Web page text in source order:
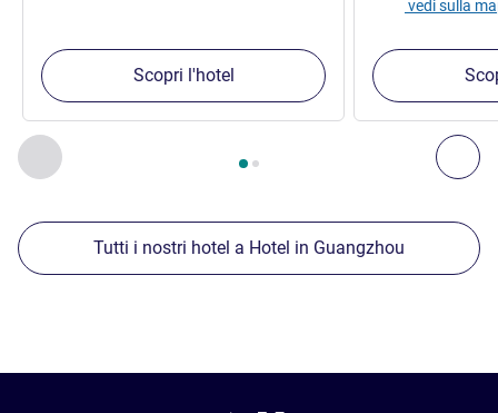
Precedente - Nostre ulteriori strutture nelle vicinanze
Pagina , Nostre ulteriori strutture nelle vicinanze 1 :,
Scopri l'hotel
vedi sulla
Tutti i nostri hotel a Hotel in Guangzhou